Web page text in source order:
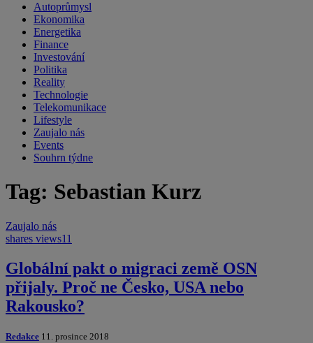
Autoprůmysl
Ekonomika
Energetika
Finance
Investování
Politika
Reality
Technologie
Telekomunikace
Lifestyle
Zaujalo nás
Events
Souhrn týdne
Tag: Sebastian Kurz
Zaujalo nás
shares views11
Globální pakt o migraci země OSN
přijaly. Proč ne Česko, USA nebo
Rakousko?
Redakce 11. prosince 2018